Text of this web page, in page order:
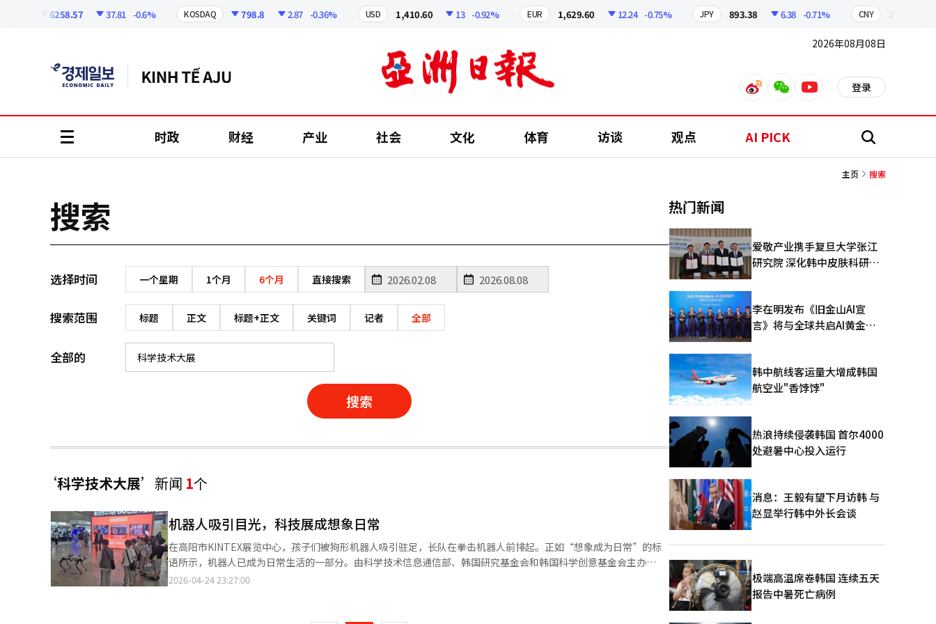
6258.57 37.81 -0.6% KOSDAQ 798.8 2.87 -0.36% USD 1,410.60 13 -0.92% EUR 1,629.60 12.24 -0.75% JPY 893.38 6.38 -0.71% CNY 209.17
2026年08月08日
weiboweixinyoutube 登录
时政 财经 产业 社会 文化 体育 访谈 观点 AI PICK 搜
主页 搜索
搜索
选择时间 一个星期 1个月 6个月 直接搜索
搜索范围 标题 正文 标题+正文 关键词 记者 全部
全部的
搜索
‘科学技术大展’ 新闻 1个
机器人吸引目光，科技展成想象日常
在高阳市KINTEX展览中心，孩子们被狗形机器人吸引驻足，长队在拳击机器人前排起。正如“想象成为日常”的标
语所示，机器人已成为日常生活的一部分。由科学技术信息通信部、韩国研究基金会和韩国科学创意基金会主办
的“2026年韩国科学技术大展”于4月24日至26日举行，连接过去、现在与未来。此次活动在首尔地区举行，扩大了
2026-04-24 23:27:00
热门新闻
爱敬产业携手复旦大学张江
研究院 深化韩中皮肤科研合
李在明发布《旧金山AI宣
言》将与全球共启AI黄金时
韩中航线客运量大增成韩国
航空业"香饽饽"
热浪持续侵袭韩国 首尔4000
处避暑中心投入运行
消息：王毅有望下月访韩 与
赵显举行韩中外长会谈
极端高温席卷韩国 连续五天
报告中暑死亡病例